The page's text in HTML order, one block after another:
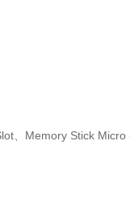
、Memory Stick